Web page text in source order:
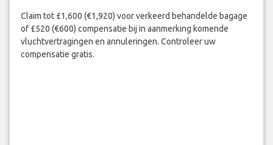
Claim tot £1,600 (€1,920) voor verkeerd behandelde bagage
of £520 (€600) compensatie bij in aanmerking komende
vluchtvertragingen en annuleringen. Controleer uw
compensatie gratis.